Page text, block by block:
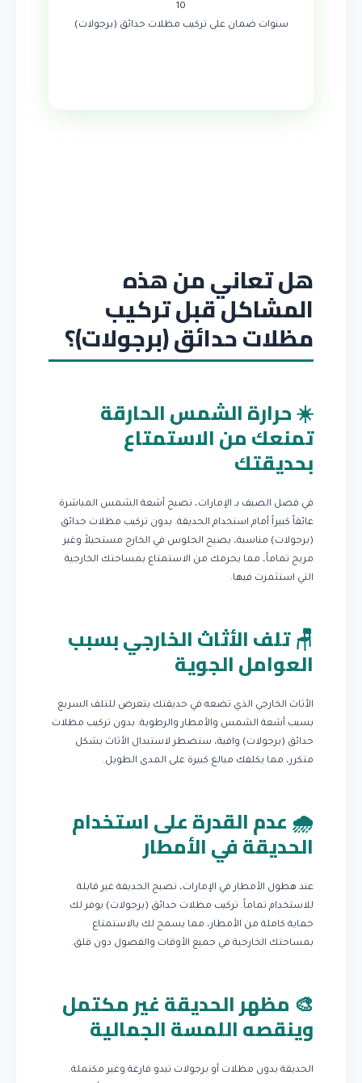
10
سنوات ضمان على تركيب مظلات حدائق (برجولات)
هل تعاني من هذه
المشاكل قبل تركيب
مظلات حدائق (برجولات)؟
☀️ حرارة الشمس الحارقة
تمنعك من الاستمتاع
بحديقتك
في فصل الصيف بـ الإمارات، تصبح أشعة الشمس المباشرة
عائقاً كبيراً أمام استخدام الحديقة. بدون تركيب مظلات حدائق
(برجولات) مناسبة، يصبح الجلوس في الخارج مستحيلاً وغير
مريح تماماً، مما يحرمك من الاستمتاع بمساحتك الخارجية
التي استثمرت فيها.
🪑 تلف الأثاث الخارجي بسبب
العوامل الجوية
الأثاث الخارجي الذي تضعه في حديقتك يتعرض للتلف السريع
بسبب أشعة الشمس والأمطار والرطوبة. بدون تركيب مظلات
حدائق (برجولات) واقية، ستضطر لاستبدال الأثاث بشكل
متكرر، مما يكلفك مبالغ كبيرة على المدى الطويل.
🌧️ عدم القدرة على استخدام
الحديقة في الأمطار
عند هطول الأمطار في الإمارات، تصبح الحديقة غير قابلة
للاستخدام تماماً. تركيب مظلات حدائق (برجولات) يوفر لك
حماية كاملة من الأمطار، مما يسمح لك بالاستمتاع
بمساحتك الخارجية في جميع الأوقات والفصول دون قلق.
🎨 مظهر الحديقة غير مكتمل
وينقصه اللمسة الجمالية
الحديقة بدون مظلات أو برجولات تبدو فارغة وغير مكتملة.